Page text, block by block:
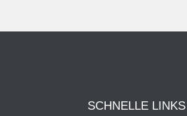
SCHNELLE LINKS